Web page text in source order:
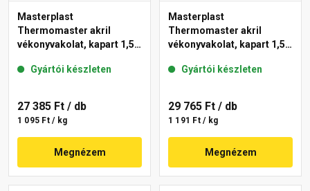
Masterplast
Thermomaster akril
vékonyvakolat, kapart 1,5
Gyártói készleten
27 385 Ft / db
1 095 Ft / kg
Megnézem
Masterplast
Thermomaster akril
vékonyvakolat, kapart 1,5
Gyártói készleten
29 765 Ft / db
1 191 Ft / kg
Megnézem